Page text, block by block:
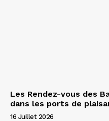
Les Rendez-vous des
dans les ports de
16 Juillet 2026